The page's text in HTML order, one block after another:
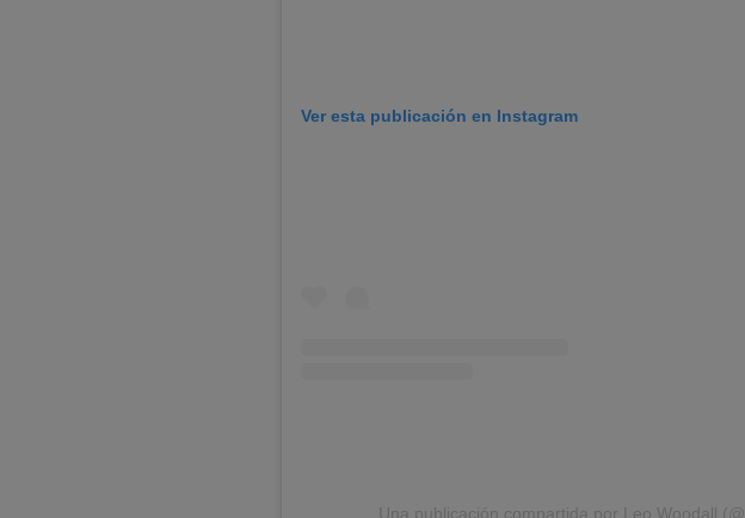
Ver esta publicación en Instagram
Una publicación compartida por Leo Woodall